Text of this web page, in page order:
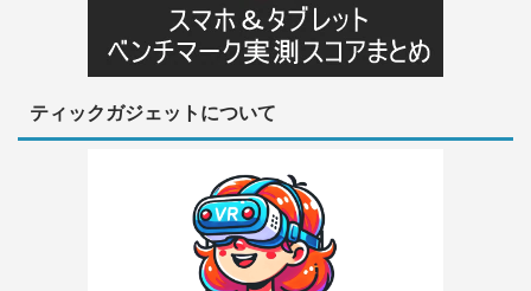
ティックガジェットについて